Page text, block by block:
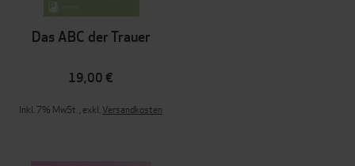
Das ABC der Trauer
19,00 €
Inkl. 7% MwSt.,exkl.Versandkosten